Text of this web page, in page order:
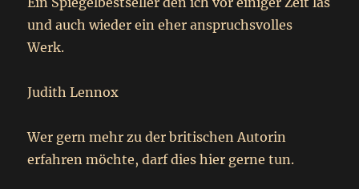
und auch wieder ein eher anspruchsvolles
Werk.
Judith Lennox
Wer gern mehr zu der britischen Autorin
erfahren möchte, darf dies hier gerne tun.